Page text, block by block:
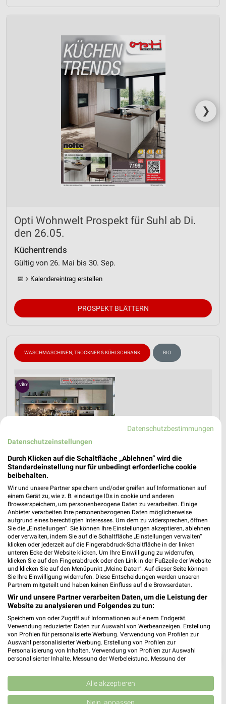
❯
Opti Wohnwelt Prospekt für Suhl ab Di.
den 26.05.
Küchentrends
Gültig von 26. Mai bis 30. Sep.
📅 Kalendereintrag erstellen
PROSPEKT BLÄTTERN
WASCHMASCHINEN, TROCKNER & KÜHLSCHRANK BIO
Jetzt alle "Waschmaschinen, Trockner & Kühlschrank"
Themen entdecken!
Datenschutzbestimmungen
Datenschutzeinstellungen
Durch Klicken auf die Schaltfläche „Ablehnen“ wird die
Standardeinstellung nur für unbedingt erforderliche cookie
beibehalten.
Wir und unsere Partner speichern und/oder greifen auf Informationen auf
einem Gerät zu, wie z. B. eindeutige IDs in cookie und anderen
Browserspeichern, um personenbezogene Daten zu verarbeiten. Einige
Anbieter verarbeiten Ihre personenbezogenen Daten möglicherweise
aufgrund eines berechtigten Interesses. Um dem zu widersprechen, öffnen
Sie die „Einstellungen“. Sie können Ihre Einstellungen akzeptieren, ablehnen
oder verwalten, indem Sie auf die Schaltfläche „Einstellungen verwalten“
klicken oder jederzeit auf die Fingerabdruck-Schaltfläche in der linken
unteren Ecke der Website klicken. Um Ihre Einwilligung zu widerrufen,
klicken Sie auf den Fingerabdruck oder den Link in der Fußzeile der Website
und klicken Sie auf den Menüpunkt „Meine Daten“. Auf dieser Seite können
Sie Ihre Einwilligung widerrufen. Diese Entscheidungen werden unseren
Partnern mitgeteilt und haben keinen Einfluss auf die Browserdaten.
Wir und unsere Partner verarbeiten Daten, um die Leistung der
Website zu analysieren und Folgendes zu tun:
Speichern von oder Zugriff auf Informationen auf einem Endgerät.
Verwendung reduzierter Daten zur Auswahl von Werbeanzeigen. Erstellung
von Profilen für personalisierte Werbung. Verwendung von Profilen zur
Auswahl personalisierter Werbung. Erstellung von Profilen zur
Personalisierung von Inhalten. Verwendung von Profilen zur Auswahl
personalisierter Inhalte. Messung der Werbeleistung. Messung der
Kombinationen von Daten aus verschiedenen Quellen. Entwicklung und
Verbesserung der Angebote. Verwendung reduzierter Daten zur Auswahl
von Inhalten.
Daten können außerhalb der Europäischen Union weitergegeben und in die
Alle akzeptieren